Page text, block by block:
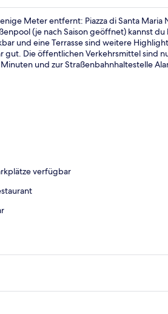
Meter entfernt: Piazza di Santa Maria
(je nach Saison geöffnet) kannst
und eine Terrasse sind weitere
gut. Die öffentlichen Verkehrsmittel sind
und zur Straßenbahnhaltestelle
verfügbar